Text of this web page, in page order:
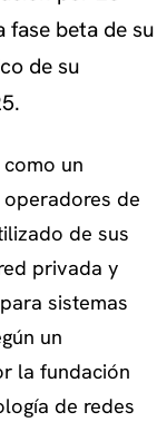
fase beta de su
de su
un
de
de sus
privada y
sistemas
un
la fundación
de redes